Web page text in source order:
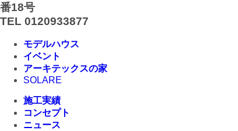
番18号
TEL 0120933877
モデルハウス
イベント
アーキテックスの家
SOLARE
施工実績
コンセプト
ニュース